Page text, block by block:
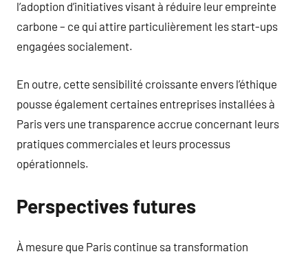
l’adoption d’initiatives visant à réduire leur empreinte
carbone – ce qui attire particulièrement les start-ups
engagées socialement.
En outre, cette sensibilité croissante envers l’éthique
pousse également certaines entreprises installées à
Paris vers une transparence accrue concernant leurs
pratiques commerciales et leurs processus
opérationnels.
Perspectives futures
À mesure que Paris continue sa transformation